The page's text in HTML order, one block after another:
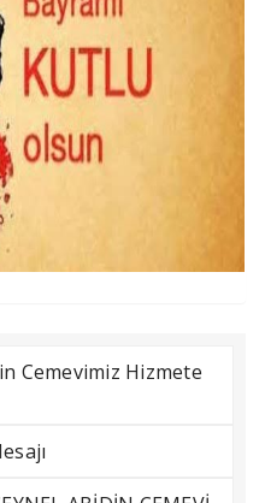
Cemevimiz Hizmete